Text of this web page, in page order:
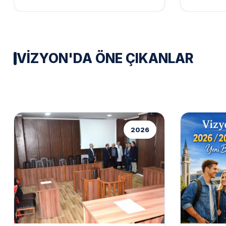
VIZYON'DA ÖNE ÇIKANLAR